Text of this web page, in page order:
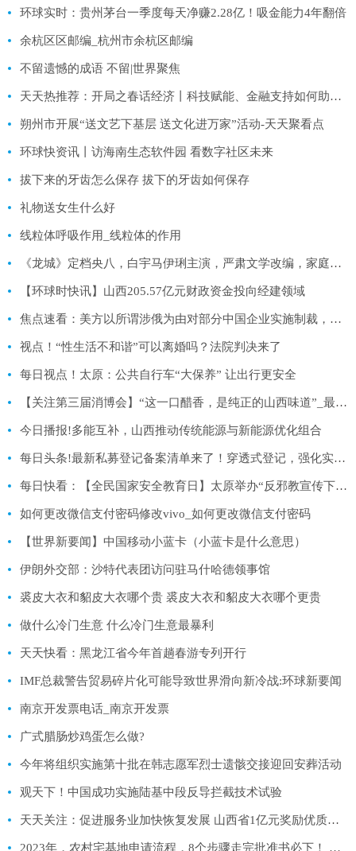
环球实时：贵州茅台一季度每天净赚2.28亿！吸金能力4年翻倍
余杭区区邮编_杭州市余杭区邮编
不留遗憾的成语 不留|世界聚焦
天天热推荐：开局之春话经济丨科技赋能、金融支持如何助力粮食产能提升？
朔州市开展“送文艺下基层 送文化进万家”活动-天天聚看点
环球快资讯丨访海南生态软件园 看数字社区未来
拔下来的牙齿怎么保存 拔下的牙齿如何保存
礼物送女生什么好
线粒体呼吸作用_线粒体的作用
《龙城》定档央八，白宇马伊琍主演，严肃文学改编，家庭伦理剧
【环球时快讯】山西205.57亿元财政资金投向经建领域
焦点速看：美方以所谓涉俄为由对部分中国企业实施制裁，商务部回应
视点！“性生活不和谐”可以离婚吗？法院判决来了
每日视点！太原：公共自行车“大保养” 让出行更安全
【关注第三届消博会】“这一口醋香，是纯正的山西味道”_最资讯
今日播报!多能互补，山西推动传统能源与新能源优化组合
每日头条!最新私募登记备案清单来了！穿透式登记，强化实控人管理
每日快看：【全民国家安全教育日】太原举办“反邪教宣传下基层入乡村”主题活动
如何更改微信支付密码修改vivo_如何更改微信支付密码
【世界新要闻】中国移动小蓝卡（小蓝卡是什么意思）
伊朗外交部：沙特代表团访问驻马什哈德领事馆
裘皮大衣和貂皮大衣哪个贵 裘皮大衣和貂皮大衣哪个更贵
做什么冷门生意 什么冷门生意最暴利
天天快看：黑龙江省今年首趟春游专列开行
IMF总裁警告贸易碎片化可能导致世界滑向新冷战:环球新要闻
南京开发票电话_南京开发票
广式腊肠炒鸡蛋怎么做?
​今年将组织实施第十批在韩志愿军烈士遗骸交接迎回安葬活动
观天下！中国成功实施陆基中段反导拦截技术试验
天天关注：促进服务业加快恢复发展 山西省1亿元奖励优质零售企业
2023年，农村宅基地申请流程，8个步骤走完批准书必下！ 全球球精选